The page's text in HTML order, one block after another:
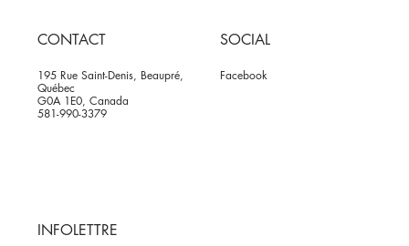
CONTACT
195 Rue Saint-Denis, Beaupré,
Québec
G0A 1E0, Canada
581-990-3379
SOCIAL
Facebook
INFOLETTRE